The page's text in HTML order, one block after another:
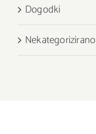
Dogodki
Nekategorizirano